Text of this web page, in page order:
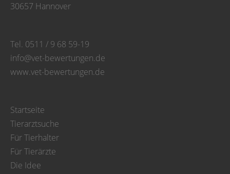
30657 Hannover
Tel. 0511 / 9 68 59-19
info@vet-bewertungen.de
www.vet-bewertungen.de
Startseite
Tierarztsuche
Für Tierhalter
Für Tierärzte
Die Idee